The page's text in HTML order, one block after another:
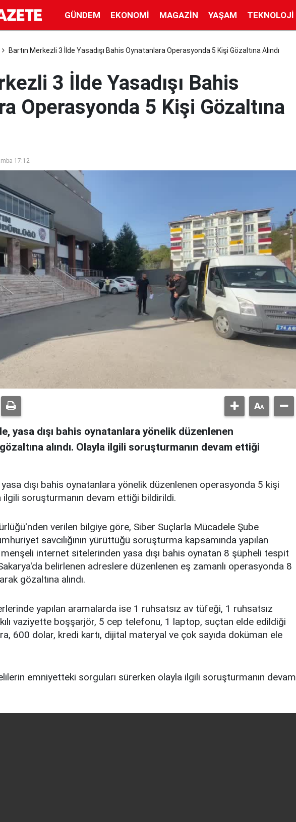
GÜNDEM EKONOMI MAGAZIN YAŞAM TEKNOLOJI
Bartın Merkezli 3 İlde Yasadışı Bahis Oynatanlara Operasyonda 5 Kişi Gözaltına Alındı
3 İlde Yasadışı Bahis
Operasyonda 5 Kişi Gözaltına
17:12
yasa dışı bahis oynatanlara yönelik düzenlenen
alındı. Olayla ilgili soruşturmanın devam ettiği
dışı bahis oynatanlara yönelik düzenlenen operasyonda 5 kişi
ilgili soruşturmanın devam ettiği bildirildi.
verilen bilgiye göre, Siber Suçlarla Mücadele Şube
savcılığının yürüttüğü soruşturma kapsamında yapılan
menşeli internet sitelerinden yasa dışı bahis oynatan 8 şüpheli tespit
belirlenen adreslere düzenlenen eş zamanlı operasyonda 8
gözaltına alındı.
yapılan aramalarda ise 1 ruhsatsız av tüfeği, 1 ruhsatsız
vaziyette boşşarjör, 5 cep telefonu, 1 laptop, suçtan elde edildiği
600 dolar, kredi kartı, dijital materyal ve çok sayıda doküman ele
emniyetteki sorguları sürerken olayla ilgili soruşturmanın devam